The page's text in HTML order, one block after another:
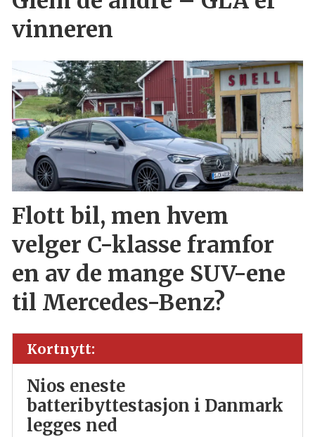
vinneren
Flott bil, men hvem
velger C-klasse framfor
en av de mange SUV-ene
til Mercedes-Benz?
Kortnytt:
Nios eneste
batteribyttestasjon i Danmark
legges ned